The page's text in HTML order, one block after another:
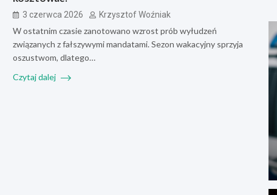
3 czerwca 2026 Krzysztof Woźniak
W ostatnim czasie zanotowano wzrost prób wyłudzeń
związanych z fałszywymi mandatami. Sezon wakacyjny sprzyja
oszustwom, dlatego…
Czytaj dalej